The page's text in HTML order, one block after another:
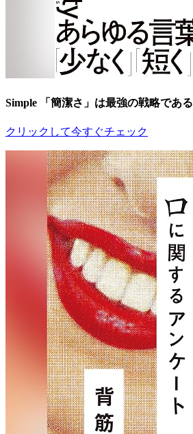
Simple 「簡潔さ」は最強の戦略である
クリックして今すぐチェック